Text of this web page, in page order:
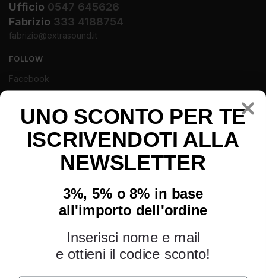
Ufficio 0547 645626
Fabrizio 333 4188754
fabrizio@extrasound.it
FOLLOW
Facebook
Instagram
Youtube
UNO SCONTO PER TE
ISCRIVENDOTI ALLA
NEWSLETTER
3%, 5% o 8% in base
all'importo dell'ordine
Inserisci nome e mail
e ottieni il codice sconto!